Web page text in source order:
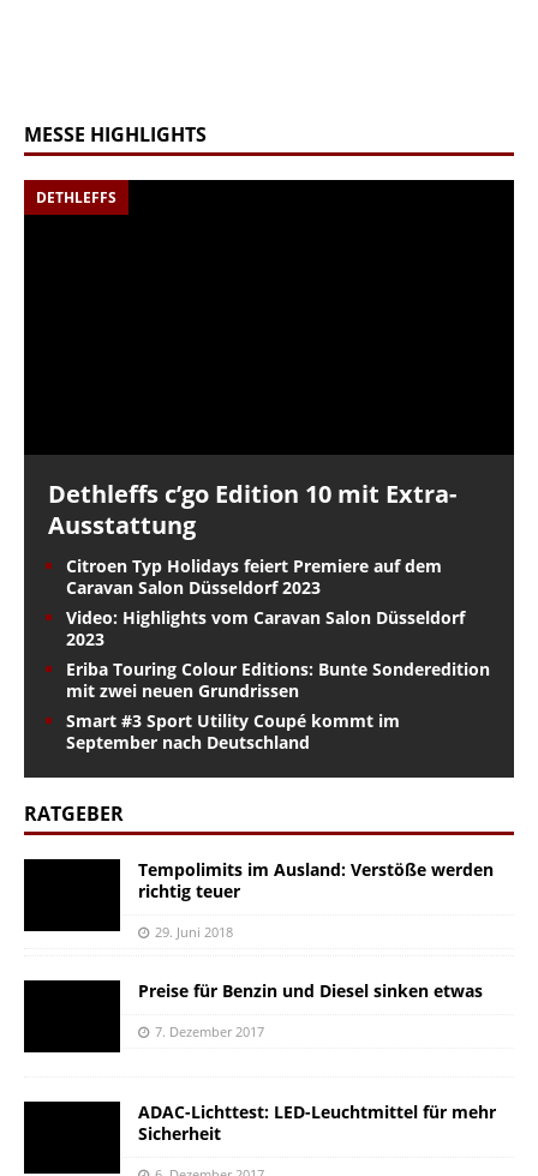
MESSE HIGHLIGHTS
DETHLEFFS
Dethleffs c’go Edition 10 mit Extra-
Ausstattung
Citroen Typ Holidays feiert Premiere auf dem
Caravan Salon Düsseldorf 2023
Video: Highlights vom Caravan Salon Düsseldorf
2023
Eriba Touring Colour Editions: Bunte Sonderedition
mit zwei neuen Grundrissen
Smart #3 Sport Utility Coupé kommt im
September nach Deutschland
RATGEBER
Tempolimits im Ausland: Verstöße werden
richtig teuer
29. Juni 2018
Preise für Benzin und Diesel sinken etwas
7. Dezember 2017
ADAC-Lichttest: LED-Leuchtmittel für mehr
Sicherheit